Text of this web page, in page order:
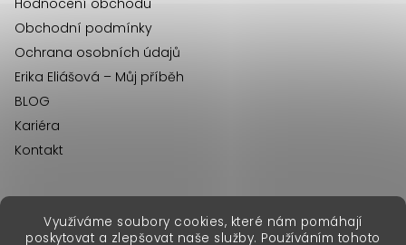
Využíváme soubory cookies, které nám pomáhají
poskytovat a zlepšovat naše služby. Používáním tohoto
Obchodní podmínky
Ochrana osobních údajů
Erika Eliášová – Můj příběh
BLOG
Kariéra
Kontakt
erikafashion.sk